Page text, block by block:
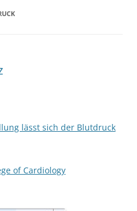
lässt sich der Blutdruck
of Cardiology